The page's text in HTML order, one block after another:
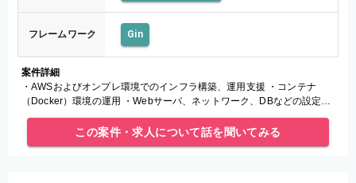
フレームワーク Gin
案件詳細
・AWSおよびオンプレ環境でのインフラ構築、運用支援 ・コンテナ
（Docker）環境の運用 ・Webサーバ、ネットワーク、DBなどの設定、
保守
この案件・求人について話を聞いてみる